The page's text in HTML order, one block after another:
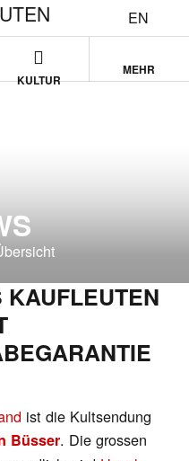
EN
KULTUR
MEHR
ist die Kultsendung
Büsser. Die grossen